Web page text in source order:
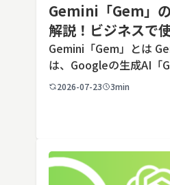
Gemini「Gem」
解説！ビジネスで
AIの設定手順と活用
Gemini「Gem」とは
は、Googleの生成AI「
用途に合わせてカスタマ
2026-07-23 3min